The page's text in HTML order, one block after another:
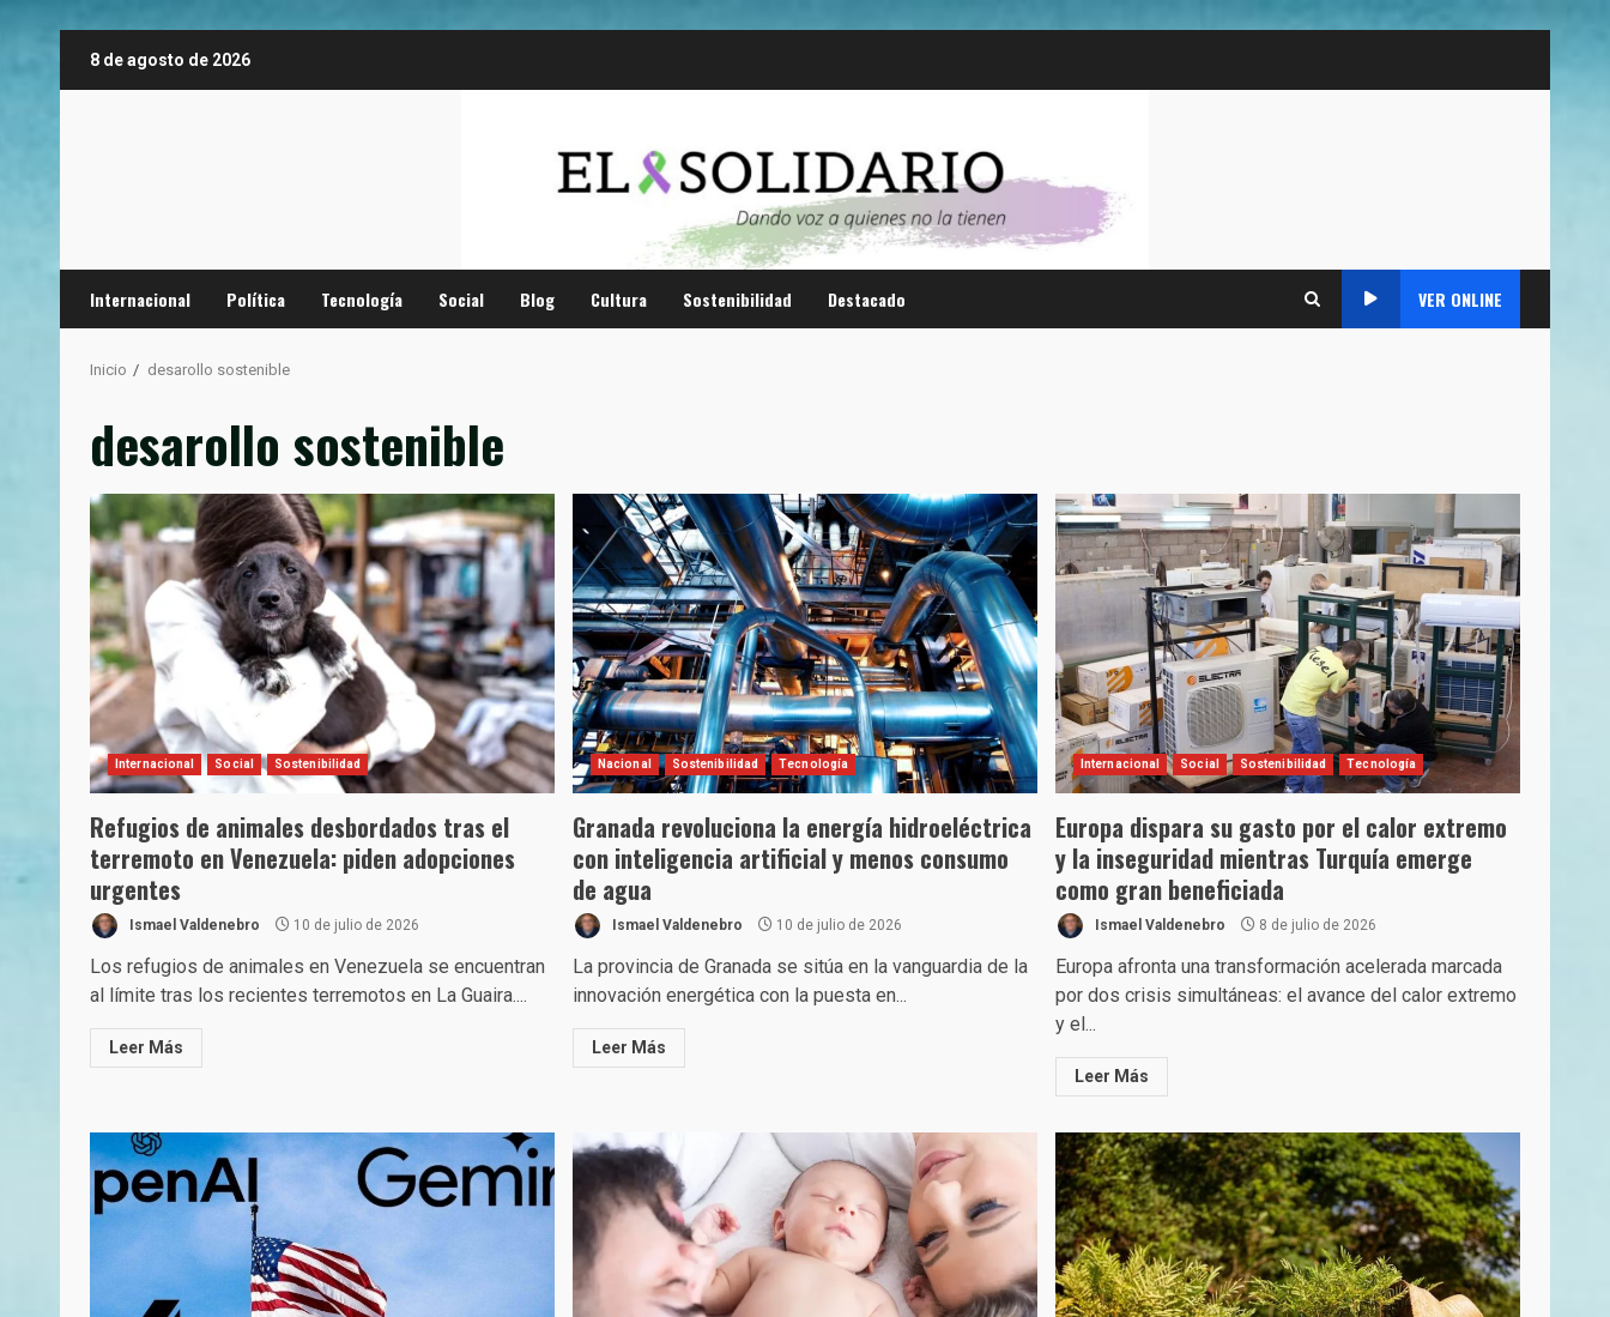
8 de agosto de 2026
Internacional Política Tecnología Social Blog Cultura Sostenibilidad Destacado VER ONLINE
Inicio desarollo sostenible
desarollo sostenible
Internacional Social Sostenibilidad
Refugios de animales desbordados tras el
terremoto en Venezuela: piden adopciones
urgentes
Ismael Valdenebro 10 de julio de 2026
Los refugios de animales en Venezuela se encuentran
al límite tras los recientes terremotos en La Guaira....
Leer Más
Nacional Sostenibilidad Tecnología
Granada revoluciona la energía hidroeléctrica
con inteligencia artificial y menos consumo
de agua
Ismael Valdenebro 10 de julio de 2026
La provincia de Granada se sitúa en la vanguardia de la
innovación energética con la puesta en...
Leer Más
Internacional Social Sostenibilidad Tecnología
Europa dispara su gasto por el calor extremo
y la inseguridad mientras Turquía emerge
como gran beneficiada
Ismael Valdenebro 8 de julio de 2026
Europa afronta una transformación acelerada marcada
por dos crisis simultáneas: el avance del calor extremo
y el...
Leer Más